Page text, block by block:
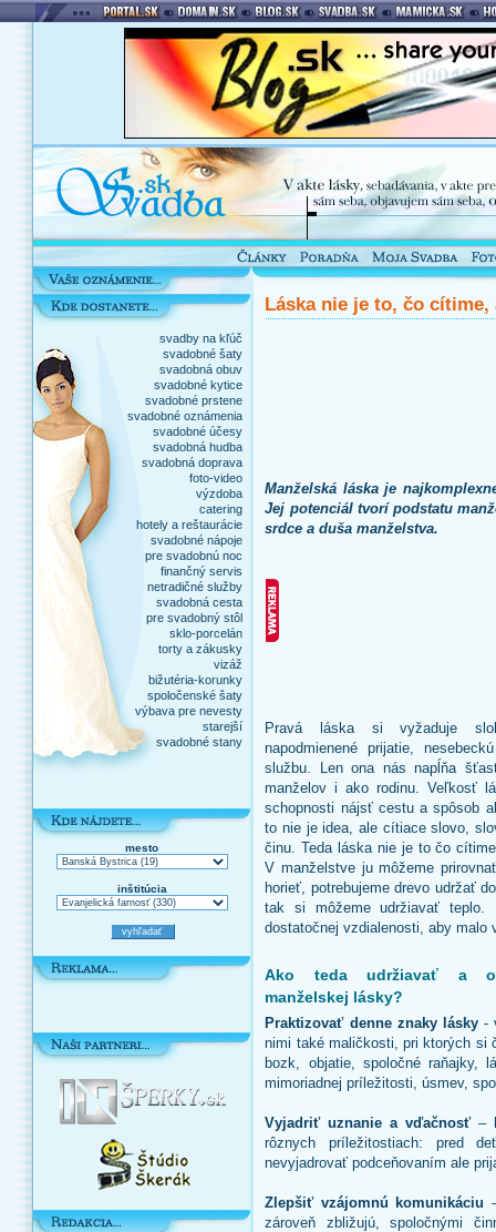
svadby na kľúč
svadobné šaty
svadobná obuv
svadobné kytice
svadobné prstene
svadobné oznámenia
svadobné účesy
svadobná hudba
svadobná doprava
foto-video
výzdoba
catering
hotely a reštaurácie
svadobné nápoje
pre svadobnú noc
finančný servis
netradičné služby
svadobná cesta
pre svadobný stôl
sklo-porcelán
torty a zákusky
vizáž
bižutéria-korunky
spoločenské šaty
výbava pre nevesty
starejší
svadobné stany
mesto
inštitúcia
Láska nie je to, čo cítime,
Manželská láska je
Jej potenciál tvorí podstatu
srdce a duša manželstva.
Pravá láska si vyžaduje
napodmienené prijatie,
službu. Len ona nás napĺňa
manželov i ako rodinu. Veľkosť
schopnosti nájsť cestu a spôsob
to nie je idea, ale cítiace slovo,
činu. Teda láska nie je to čo
V manželstve ju môžeme
horieť, potrebujeme drevo udržať
tak si môžeme udržiavať
dostatočnej vzdialenosti, aby malo
Ako teda udržiavať a
manželskej lásky?
Praktizovať denne znaky lásky -
nimi také maličkosti, pri ktorých si
bozk, objatie, spoločné raňajky,
mimoriadnej príležitosti, úsmev,
Vyjadriť uznanie a vďačnosť–
rôznych príležitostiach: pred
nevyjadrovať podceňovaním ale
Zlepšiť vzájomnú komunikáciu
zároveň zbližujú, spoločnými